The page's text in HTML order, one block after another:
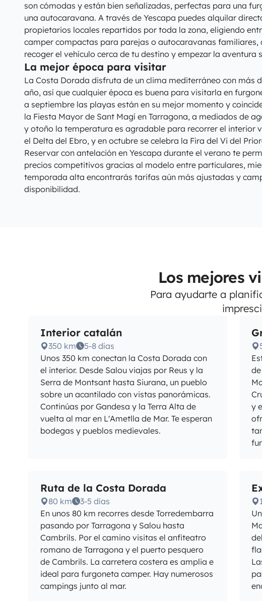
son cómodas y están bien señalizadas, perfectas para una
una autocaravana. A través de Yescapa puedes alquilar
propietarios locales repartidos por toda la zona, eligiendo
camper compactas para parejas o autocaravanas familiares,
recoger el vehículo cerca de tu destino y empezar la aventura
La mejor época para visitar
La Costa Dorada disfruta de un clima mediterráneo con más
año, así que cualquier época es buena para visitarla en
a septiembre las playas están en su mejor momento y
la Fiesta Mayor de Sant Magí en Tarragona, a mediados de
y otoño la temperatura es agradable para recorrer el interior
el Delta del Ebro, y en octubre se celebra la Fira del Vi del
Reservar con antelación en Yescapa durante el verano te
precios competitivos gracias al modelo entre particulares,
temporada alta encontrarás tarifas aún más ajustadas y
disponibilidad.
Los mejores
Para ayudarte a
Interior catalán
350 km
5-8 días
Unos 350 km conectan la Costa Dorada con
el interior. Desde Salou viajas por Reus y la
Serra de Montsant hasta Siurana, un pueblo
sobre un acantilado con vistas panorámicas.
Continúas por Gandesa y la Terra Alta de
vuelta al mar en L'Ametlla de Mar. Te esperan
bodegas y pueblos medievales.
y
Ruta de la Costa Dorada
80 km
3-5 días
En unos 80 km recorres desde Torredembarra
pasando por Tarragona y Salou hasta
Cambrils. Por el camino visitas el anfiteatro
romano de Tarragona y el puerto pesquero
de Cambrils. La carretera costera es amplia e
ideal para furgoneta camper. Hay numerosos
campings junto al mar.